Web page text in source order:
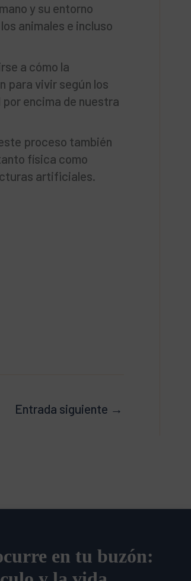
y su entorno
animales e incluso
a cómo la
para vivir según los
encima de nuestra
proceso también
física como
artificiales.
Entrada siguiente →
en tu buzón: